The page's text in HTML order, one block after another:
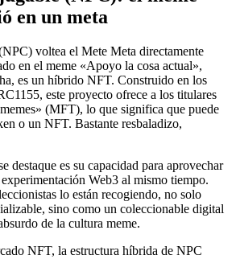
en un meta
voltea el Mete Meta directamente
en el meme «Apoyo la cosa actual»,
es un híbrido NFT. Construido en los
este proyecto ofrece a los titulares
(MFT), lo que significa que puede
o un NFT. Bastante resbaladizo,
destaque es su capacidad para aprovechar
Web3 al mismo tiempo.
lo están recogiendo, no solo
sino como un coleccionable digital
de la cultura meme.
NFT, la estructura híbrida de NPC